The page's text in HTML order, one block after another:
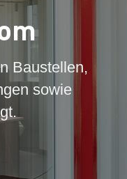
Baustellen,
sowie